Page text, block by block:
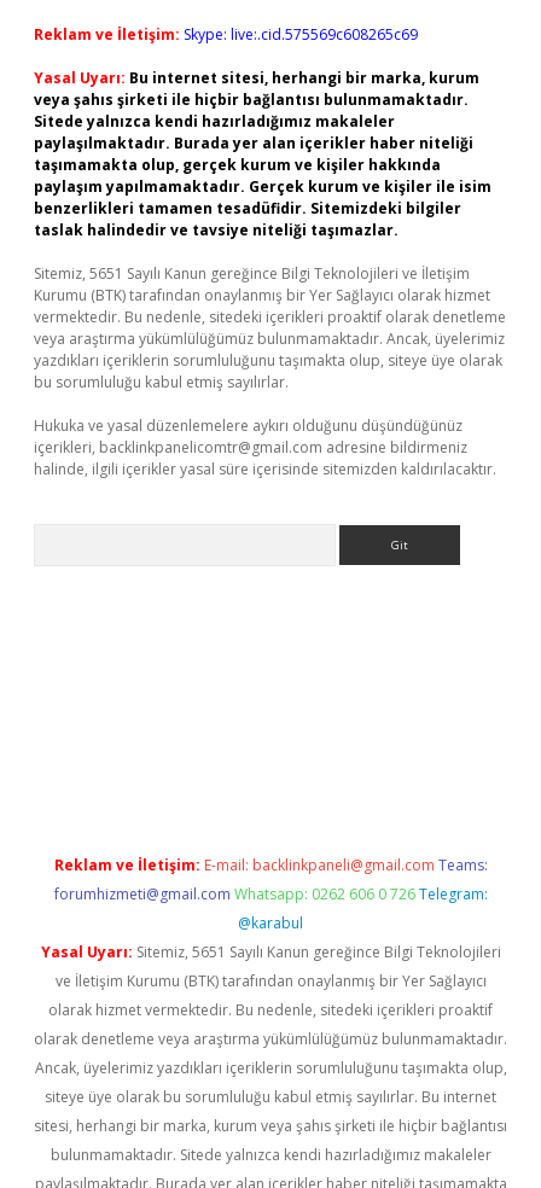
Reklam ve İletişim: Skype: live:.cid.575569c608265c69
Yasal Uyarı: Bu internet sitesi, herhangi bir marka, kurum
veya şahıs şirketi ile hiçbir bağlantısı bulunmamaktadır.
Sitede yalnızca kendi hazırladığımız makaleler
paylaşılmaktadır. Burada yer alan içerikler haber niteliği
taşımamakta olup, gerçek kurum ve kişiler hakkında
paylaşım yapılmamaktadır. Gerçek kurum ve kişiler ile isim
benzerlikleri tamamen tesadüfidir. Sitemizdeki bilgiler
taslak halindedir ve tavsiye niteliği taşımazlar.
Sitemiz, 5651 Sayılı Kanun gereğince Bilgi Teknolojileri ve İletişim
Kurumu (BTK) tarafından onaylanmış bir Yer Sağlayıcı olarak hizmet
vermektedir. Bu nedenle, sitedeki içerikleri proaktif olarak denetleme
veya araştırma yükümlülüğümüz bulunmamaktadır. Ancak, üyelerimiz
yazdıkları içeriklerin sorumluluğunu taşımakta olup, siteye üye olarak
bu sorumluluğu kabul etmiş sayılırlar.
Hukuka ve yasal düzenlemelere aykırı olduğunu düşündüğünüz
içerikleri, backlinkpanelicomtr@gmail.com adresine bildirmeniz
halinde, ilgili içerikler yasal süre içerisinde sitemizden kaldırılacaktır.
Reklam ve İletişim: E-mail: backlinkpaneli@gmail.com Teams:
forumhizmeti@gmail.com Whatsapp: 0262 606 0 726 Telegram:
@karabul
Yasal Uyarı: Sitemiz, 5651 Sayılı Kanun gereğince Bilgi Teknolojileri
ve İletişim Kurumu (BTK) tarafından onaylanmış bir Yer Sağlayıcı
olarak hizmet vermektedir. Bu nedenle, sitedeki içerikleri proaktif
olarak denetleme veya araştırma yükümlülüğümüz bulunmamaktadır.
Ancak, üyelerimiz yazdıkları içeriklerin sorumluluğunu taşımakta olup,
siteye üye olarak bu sorumluluğu kabul etmiş sayılırlar. Bu internet
sitesi, herhangi bir marka, kurum veya şahıs şirketi ile hiçbir bağlantısı
bulunmamaktadır. Sitede yalnızca kendi hazırladığımız makaleler
paylaşılmaktadır. Burada yer alan içerikler haber niteliği taşımamakta